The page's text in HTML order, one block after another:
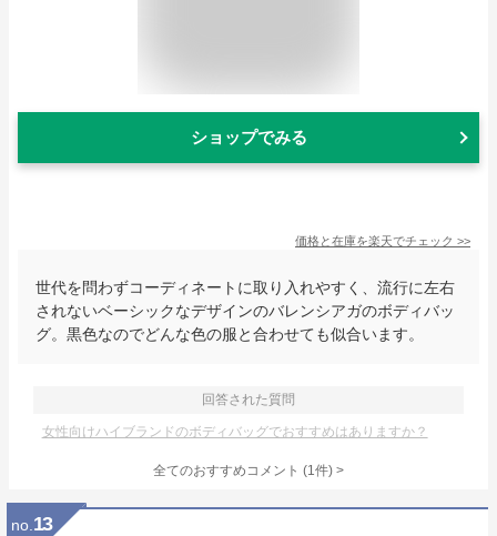
ショップでみる
価格と在庫を楽天でチェック >>
世代を問わずコーディネートに取り入れやすく、流行に左右
されないベーシックなデザインのバレンシアガのボディバッ
グ。黒色なのでどんな色の服と合わせても似合います。
回答された質問
女性向けハイブランドのボディバッグでおすすめはありますか？
全てのおすすめコメント (1件) >
no. 13